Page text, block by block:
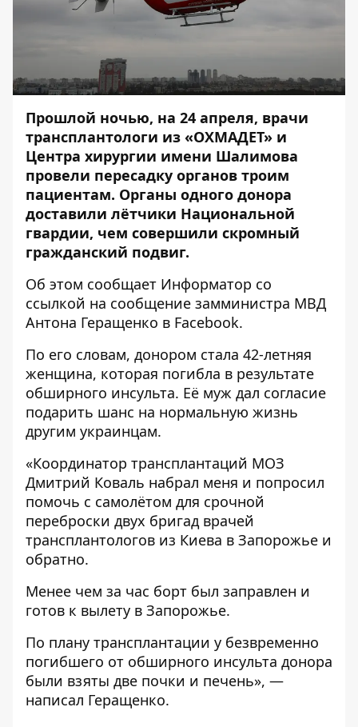
Прошлой ночью, на 24 апреля, врачи
трансплантологи из «ОХМАДЕТ» и
Центра хирургии имени Шалимова
провели пересадку органов троим
пациентам. Органы одного донора
доставили лётчики Национальной
гвардии, чем совершили скромный
гражданский подвиг.
Об этом сообщает Информатор со
ссылкой на сообщение замминистра МВД
Антона Геращенко в Facebook.
По его словам, донором стала 42-летняя
женщина, которая погибла в результате
обширного инсульта. Её муж дал согласие
подарить шанс на нормальную жизнь
другим украинцам.
«Координатор трансплантаций МОЗ
Дмитрий Коваль набрал меня и попросил
помочь с самолётом для срочной
переброски двух бригад врачей
трансплантологов из Киева в Запорожье и
обратно.
Менее чем за час борт был заправлен и
готов к вылету в Запорожье.
По плану трансплантации у безвременно
погибшего от обширного инсульта донора
были взяты две почки и печень», —
написал Геращенко.